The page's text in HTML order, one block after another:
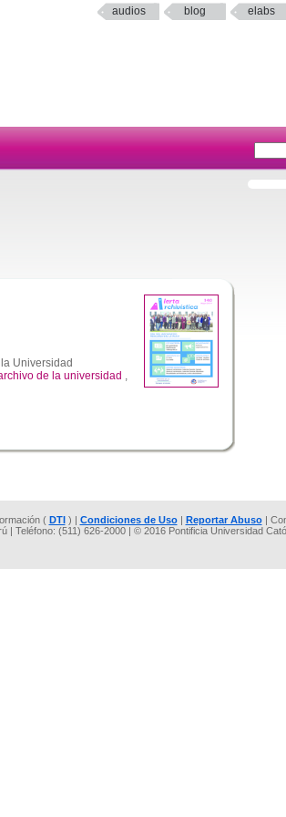
audios blog elabs
Universidad
de la universidad ,
( DTI) | Condiciones de Uso| Reportar Abuso|
| Teléfono: (511) 626-2000 | © 2016 Pontificia Universidad